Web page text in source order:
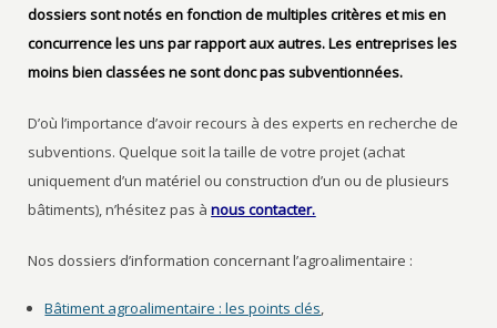
dossiers sont notés en fonction de multiples critères et mis en
concurrence les uns par rapport aux autres. Les entreprises les
moins bien classées ne sont donc pas subventionnées.
D’où l’importance d’avoir recours à des experts en recherche de
subventions. Quelque soit la taille de votre projet (achat
uniquement d’un matériel ou construction d’un ou de plusieurs
bâtiments), n’hésitez pas ànous contacter.
Nos dossiers d’information concernant l’agroalimentaire :
Bâtiment agroalimentaire : les points clés,